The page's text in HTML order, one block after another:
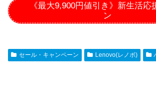
《最大9,900円値引き》新生活応
ン
セール・キャンペーン Lenovo(レノボ)